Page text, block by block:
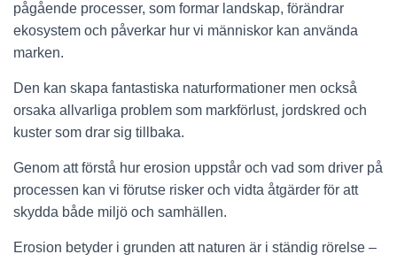
pågående processer, som formar landskap, förändrar
ekosystem och påverkar hur vi människor kan använda
marken.
Den kan skapa fantastiska naturformationer men också
orsaka allvarliga problem som markförlust, jordskred och
kuster som drar sig tillbaka.
Genom att förstå hur erosion uppstår och vad som driver på
processen kan vi förutse risker och vidta åtgärder för att
skydda både miljö och samhällen.
Erosion betyder i grunden att naturen är i ständig rörelse –